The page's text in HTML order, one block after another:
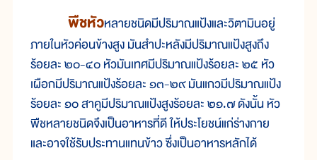
พืชหัวหลายชนิดมีปริมาณแป้งและวิตามินอยู่
ภายในหัวค่อนข้างสูง มันสำปะหลังมีปริมาณแป้งสูงถึง
ร้อยละ ๒๐-๔๐ หัวมันเทศมีปริมาณแป้งร้อยละ ๒๕ หัว
เผือกมีปริมาณแป้งร้อยละ ๑๓-๒๙ มันแกวมีปริมาณแป้ง
ร้อยละ ๑๐ สาคูมีปริมาณแป้งสูงร้อยละ ๒๑.๗ ดังนั้น หัว
พืชหลายชนิดจึงเป็นอาหารที่ดี ให้ประโยชน์แก่ร่างกาย
และอาจใช้รับประทานแทนข้าว ซึ่งเป็นอาหารหลักได้